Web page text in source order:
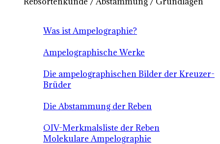
Was ist Ampelographie?
Ampelographische Werke
Die ampelographischen Bilder der Kreuzer-
Brüder
Die Abstammung der Reben
OIV-Merkmalsliste der Reben
Molekulare Ampelographie